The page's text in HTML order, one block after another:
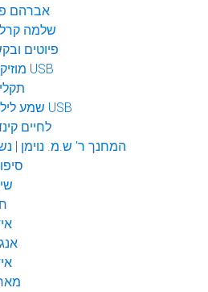
אברהם
שלמה
פיוטים
מוזיקה ב USB
שמע לילדים USB
לחיים
המחנך ר' ש.מ. נוימן |